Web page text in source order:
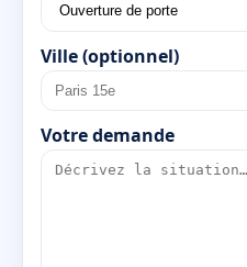
Ville (optionnel)
Votre demande